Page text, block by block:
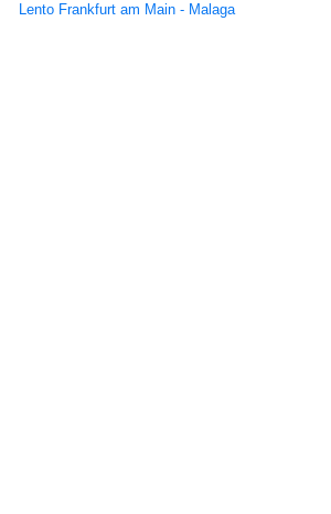
Lento Frankfurt am Main - Malaga